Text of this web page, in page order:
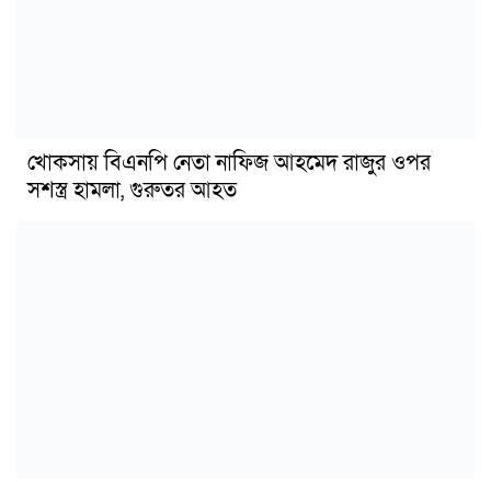
খোকসায় বিএনপি নেতা নাফিজ আহমেদ রাজুর ওপর
সশস্ত্র হামলা, গুরুতর আহত